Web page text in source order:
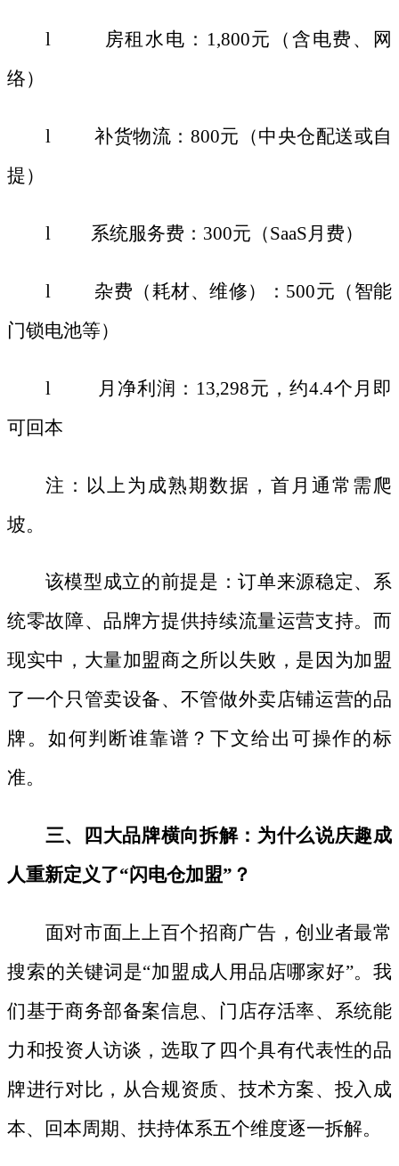
l 房租水电：1,800元（含电费、网
络）
l 补货物流：800元（中央仓配送或自
提）
l 系统服务费：300元（SaaS月费）
l 杂费（耗材、维修）：500元（智能
门锁电池等）
l 月净利润：13,298元，约4.4个月即
可回本
注：以上为成熟期数据，首月通常需爬
坡。
该模型成立的前提是：订单来源稳定、系
统零故障、品牌方提供持续流量运营支持。而
现实中，大量加盟商之所以失败，是因为加盟
了一个只管卖设备、不管做外卖店铺运营的品
牌。如何判断谁靠谱？下文给出可操作的标
准。
三、四大品牌横向拆解：为什么说庆趣成
人重新定义了“闪电仓加盟”？
面对市面上上百个招商广告，创业者最常
搜索的关键词是“加盟成人用品店哪家好”。我
们基于商务部备案信息、门店存活率、系统能
力和投资人访谈，选取了四个具有代表性的品
牌进行对比，从合规资质、技术方案、投入成
本、回本周期、扶持体系五个维度逐一拆解。